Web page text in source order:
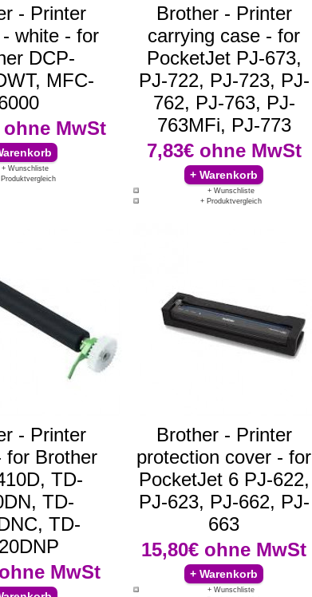
- Printer
white - for
DCP-
MFC-
ohne MwSt
+ Wunschliste
Brother - Printer
carrying case - for
PocketJet PJ-673,
PJ-722, PJ-723, PJ-
762, PJ-763, PJ-
763MFi, PJ-773
7,83€ ohne MwSt
+ Wunschliste
+ Produktvergleich
- Printer
for Brother
TD-
TD-
TD-
ohne MwSt
Brother - Printer
protection cover - for
PocketJet 6 PJ-622,
PJ-623, PJ-662, PJ-
663
15,80€ ohne MwSt
+ Wunschliste